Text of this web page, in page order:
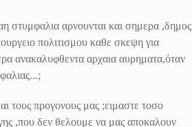
στυμφαλια αρνουνται και σημερα ,δημος
πολιτισμου καθε σκεψη για
ανακαλυφθεντα αρχαια αυρηματα,όταν
τους προγονους μας ;ειμαστε τοσο
,που δεν θελουμε να μας αποκαλουν